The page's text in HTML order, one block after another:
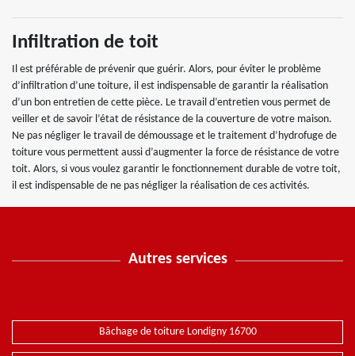
Infiltration de toit
Il est préférable de prévenir que guérir. Alors, pour éviter le problème
d’infiltration d’une toiture, il est indispensable de garantir la réalisation
d’un bon entretien de cette pièce. Le travail d’entretien vous permet de
veiller et de savoir l’état de résistance de la couverture de votre maison.
Ne pas négliger le travail de démoussage et le traitement d’hydrofuge de
toiture vous permettent aussi d’augmenter la force de résistance de votre
toit. Alors, si vous voulez garantir le fonctionnement durable de votre toit,
il est indispensable de ne pas négliger la réalisation de ces activités.
Autres services
Bâchage de toiture Londigny 16700